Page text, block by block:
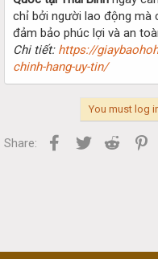
chỉ bởi người lao động mà
đảm bảo phúc lợi và an
Chi tiết: https://
chinh-hang-uy-tin/
You must log
Share: Facebook
Twitter Reddit